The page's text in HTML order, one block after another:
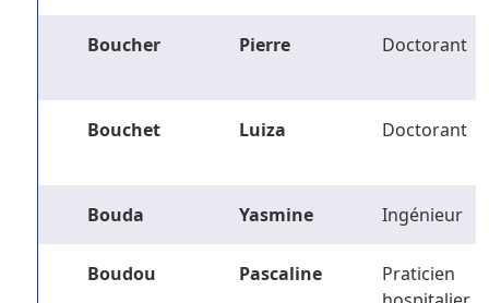
Boucher Pierre Doctorant
Bouchet Luiza Doctorant
Bouda Yasmine Ingénieur
Boudou Pascaline
Praticien